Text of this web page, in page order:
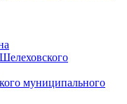
муниципального